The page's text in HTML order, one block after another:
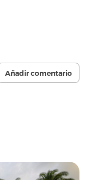
Añadir comentario